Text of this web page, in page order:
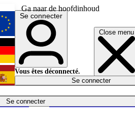
Ga naar de hoofdinhoud
Close menu
Se connecter
Économie
English
Deutsch
Español
Se connecter
Vous êtes déconnecté.
Se connecter